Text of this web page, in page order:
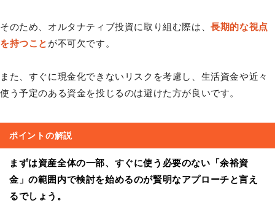
そのため、オルタナティブ投資に取り組む際は、長期的な視点
を持つこと が不可欠です。
また、すぐに現金化できないリスクを考慮し、生活資金や近々
使う予定のある資金を投じるのは避けた方が良いです。
ポイントの解説
まずは資産全体の一部、すぐに使う必要のない 「余裕資
金」の範囲内で検討を始めるのが賢明なアプローチと言え
るでしょう。